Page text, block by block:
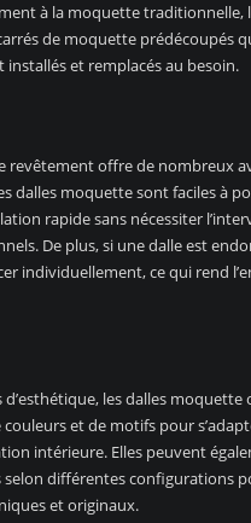
à la moquette traditionnelle,
de moquette prédécoupés
installés et remplacés au besoin.
revêtement offre de nombreux
dalles moquette sont faciles à
rapide sans nécessiter
De plus, si une dalle est
individuellement, ce qui rend
d’esthétique, les dalles
et de motifs pour
intérieure. Elles peuvent
selon différentes configurations
et originaux.